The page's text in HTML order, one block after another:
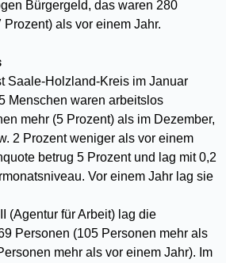
Bürgergeld, das waren 280
als vor einem Jahr.
Saale-Holzland-Kreis im Januar
Menschen waren arbeitslos
mehr (5 Prozent) als im Dezember,
2 Prozent weniger als vor einem
betrug 5 Prozent und lag mit 0,2
Vor einem Jahr lag sie
(Agentur für Arbeit) lag die
Personen (105 Personen mehr als
mehr als vor einem Jahr). Im